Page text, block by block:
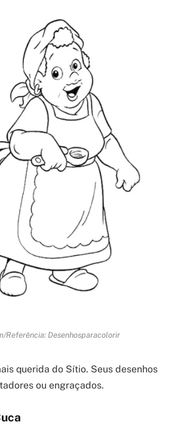
Referência: Desenhosparacolorir
querida do Sítio. Seus desenhos
ou engraçados.